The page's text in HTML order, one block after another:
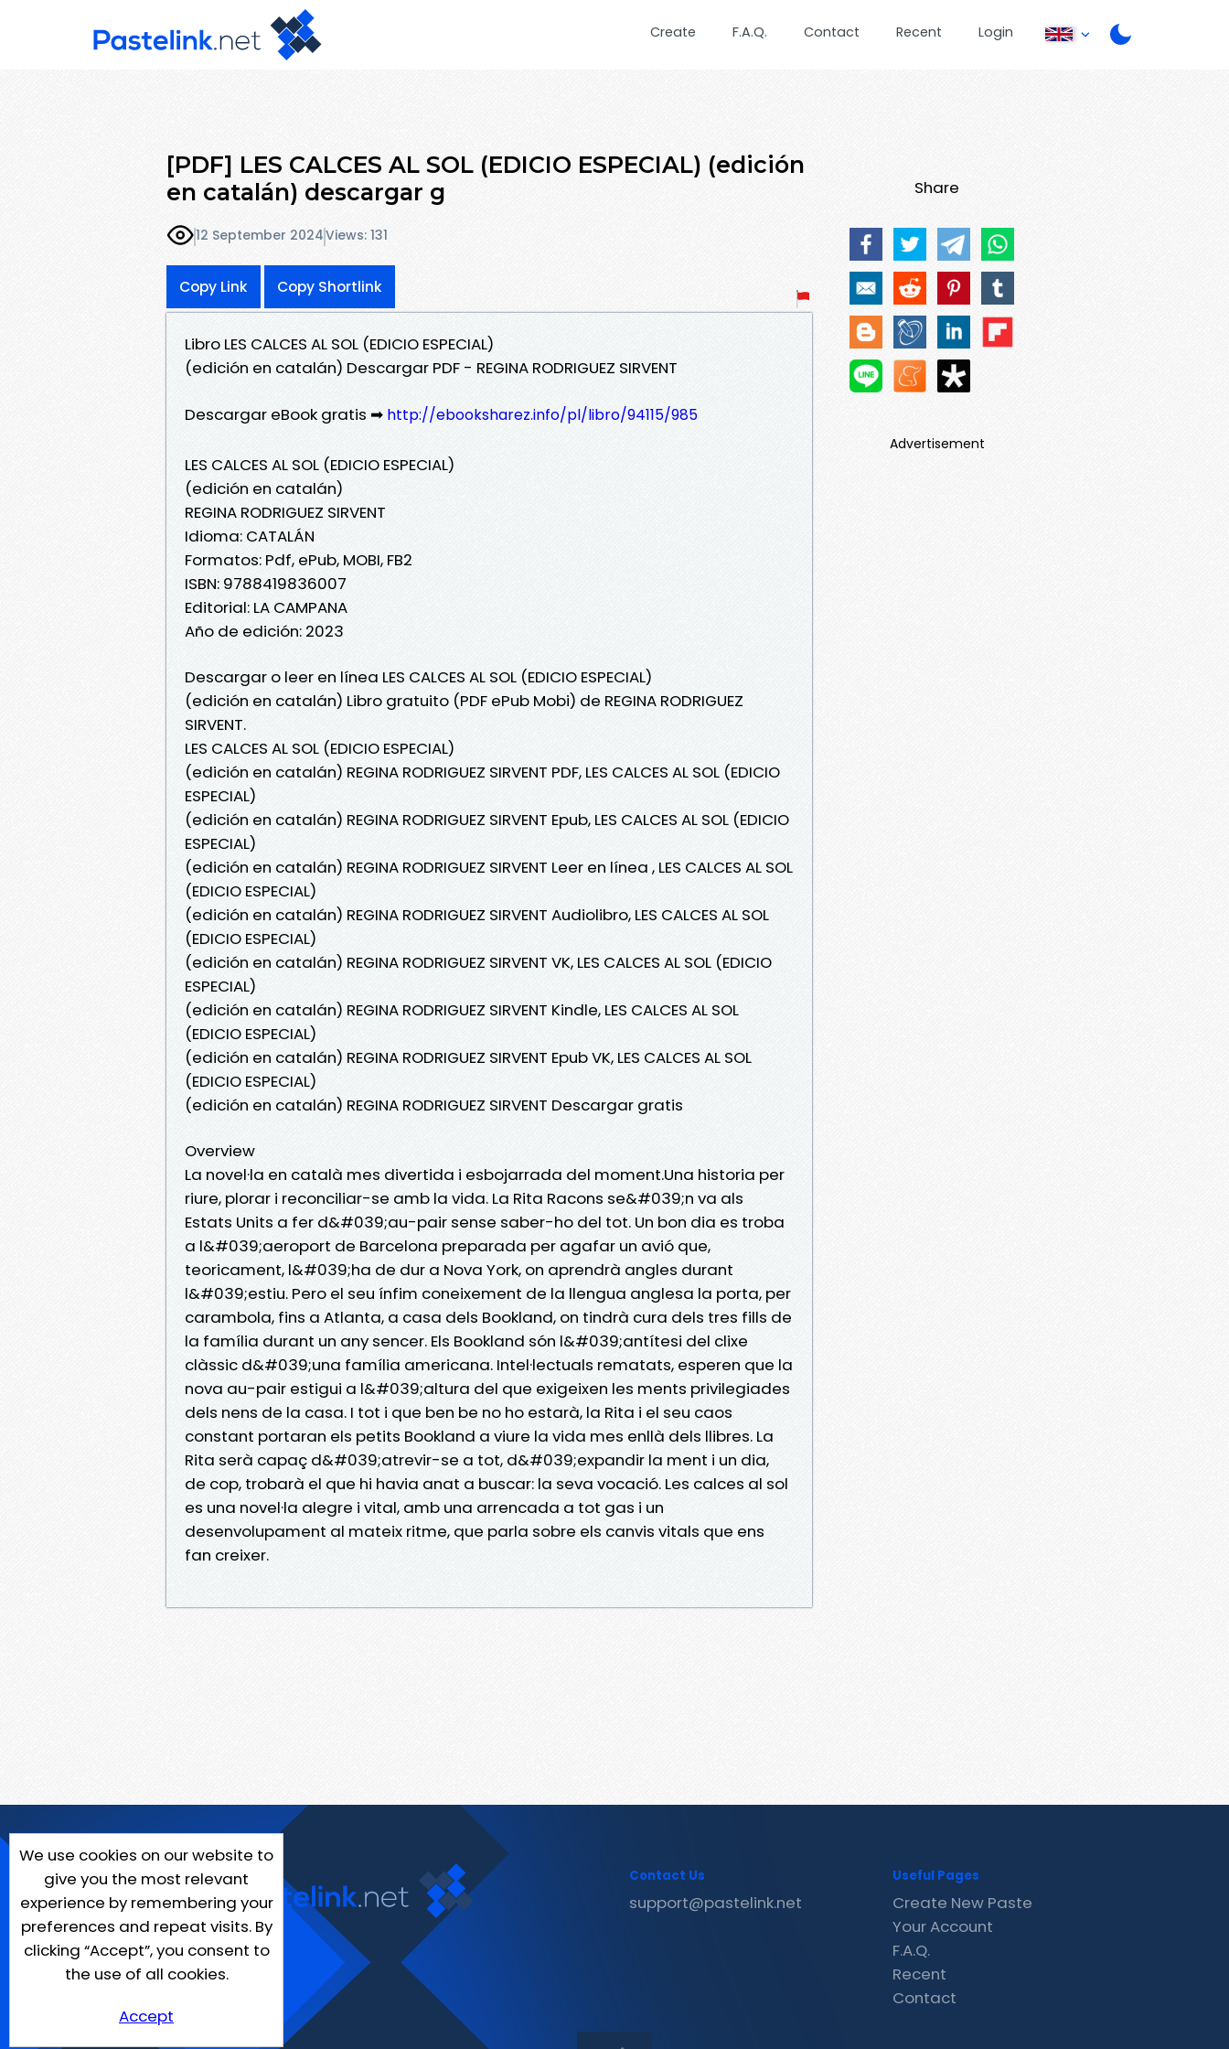
Create F.A.Q. Contact Recent Login
[PDF] LES CALCES AL SOL (EDICIO ESPECIAL) (edición
en catalán) descargar g
12 September 2024Views: 131
Copy Link Copy Shortlink
Libro LES CALCES AL SOL (EDICIO ESPECIAL)
(edición en catalán) Descargar PDF - REGINA RODRIGUEZ SIRVENT
Descargar eBook gratis ➡ http://ebooksharez.info/pl/libro/94115/985
LES CALCES AL SOL (EDICIO ESPECIAL)
(edición en catalán)
REGINA RODRIGUEZ SIRVENT
Idioma: CATALÁN
Formatos: Pdf, ePub, MOBI, FB2
ISBN: 9788419836007
Editorial: LA CAMPANA
Año de edición: 2023
Descargar o leer en línea LES CALCES AL SOL (EDICIO ESPECIAL)
(edición en catalán) Libro gratuito (PDF ePub Mobi) de REGINA RODRIGUEZ
SIRVENT.
LES CALCES AL SOL (EDICIO ESPECIAL)
(edición en catalán) REGINA RODRIGUEZ SIRVENT PDF, LES CALCES AL SOL (EDICIO
ESPECIAL)
(edición en catalán) REGINA RODRIGUEZ SIRVENT Epub, LES CALCES AL SOL (EDICIO
ESPECIAL)
(edición en catalán) REGINA RODRIGUEZ SIRVENT Leer en línea , LES CALCES AL SOL
(EDICIO ESPECIAL)
(edición en catalán) REGINA RODRIGUEZ SIRVENT Audiolibro, LES CALCES AL SOL
(EDICIO ESPECIAL)
(edición en catalán) REGINA RODRIGUEZ SIRVENT VK, LES CALCES AL SOL (EDICIO
ESPECIAL)
(edición en catalán) REGINA RODRIGUEZ SIRVENT Kindle, LES CALCES AL SOL
(EDICIO ESPECIAL)
(edición en catalán) REGINA RODRIGUEZ SIRVENT Epub VK, LES CALCES AL SOL
(EDICIO ESPECIAL)
(edición en catalán) REGINA RODRIGUEZ SIRVENT Descargar gratis
Overview
La novel·la en català mes divertida i esbojarrada del moment.Una historia per
riure, plorar i reconciliar-se amb la vida. La Rita Racons se&#039;n va als
Estats Units a fer d&#039;au-pair sense saber-ho del tot. Un bon dia es troba
a l&#039;aeroport de Barcelona preparada per agafar un avió que,
teoricament, l&#039;ha de dur a Nova York, on aprendrà angles durant
l&#039;estiu. Pero el seu ínfim coneixement de la llengua anglesa la porta, per
carambola, fins a Atlanta, a casa dels Bookland, on tindrà cura dels tres fills de
la família durant un any sencer. Els Bookland són l&#039;antítesi del clixe
clàssic d&#039;una família americana. Intel·lectuals rematats, esperen que la
nova au-pair estigui a l&#039;altura del que exigeixen les ments privilegiades
dels nens de la casa. I tot i que ben be no ho estarà, la Rita i el seu caos
constant portaran els petits Bookland a viure la vida mes enllà dels llibres. La
Rita serà capaç d&#039;atrevir-se a tot, d&#039;expandir la ment i un dia,
de cop, trobarà el que hi havia anat a buscar: la seva vocació. Les calces al sol
es una novel·la alegre i vital, amb una arrencada a tot gas i un
desenvolupament al mateix ritme, que parla sobre els canvis vitals que ens
fan creixer.
Share
Advertisement
We use cookies on our website to
give you the most relevant
experience by remembering your
preferences and repeat visits. By
clicking “Accept”, you consent to
the use of all cookies.
Accept
Contact Us
support@pastelink.net
Useful Pages
Create New Paste
Your Account
F.A.Q.
Recent
Contact